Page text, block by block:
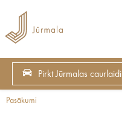
Pirkt Jūrmalas caurlaidi
Pasākumi